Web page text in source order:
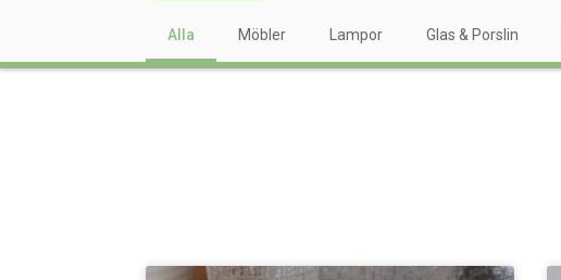
Alla Möbler Lampor Glas & Porslin